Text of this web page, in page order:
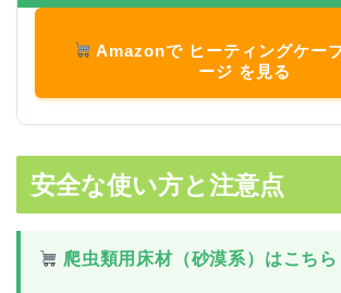
Amazonで ヒーティングケー
ージ を見る
安全な使い方と注意点
爬虫類用床材（砂漠系）はこちら